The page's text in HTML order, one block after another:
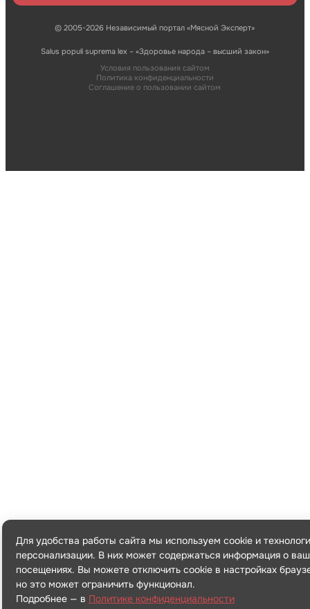
© 2005-2026 Независимый портал «Мясной Эксперт»
Salus populi suprema lex – «Здоровье народа – высший закон»
Условия пользования сайтом
Политика конфиденциальности
Соглашение о пользовании сайтом
Для удобства работы сайта мы используем cookie и
персонализации. В них может содержаться информация о
посещениях. Вы можете отключить cookie в настройках
но это может ограничить функционал.
Подробнее — в Политике конфиденциальности